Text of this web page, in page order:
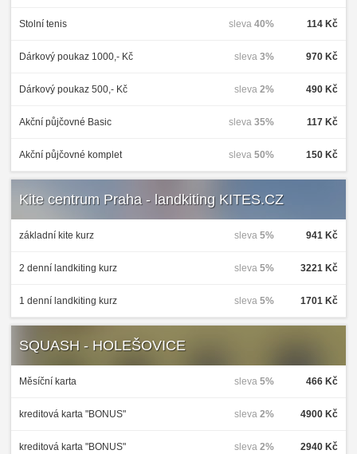
Stolní tenis 114 Kč
sleva 40%
Dárkový poukaz 1000,- Kč 970 Kč
sleva 3%
Dárkový poukaz 500,- Kč 490 Kč
sleva 2%
Akční půjčovné Basic 117 Kč
sleva 35%
Akční půjčovné komplet 150 Kč
sleva 50%
Kite centrum Praha - landkiting KITES.CZ
základní kite kurz 941 Kč
sleva 5%
2 denní landkiting kurz 3221 Kč
sleva 5%
1 denní landkiting kurz 1701 Kč
sleva 5%
SQUASH - HOLEŠOVICE
Měsíční karta 466 Kč
sleva 5%
kreditová karta "BONUS" 4900 Kč
sleva 2%
kreditová karta "BONUS" 2940 Kč
sleva 2%